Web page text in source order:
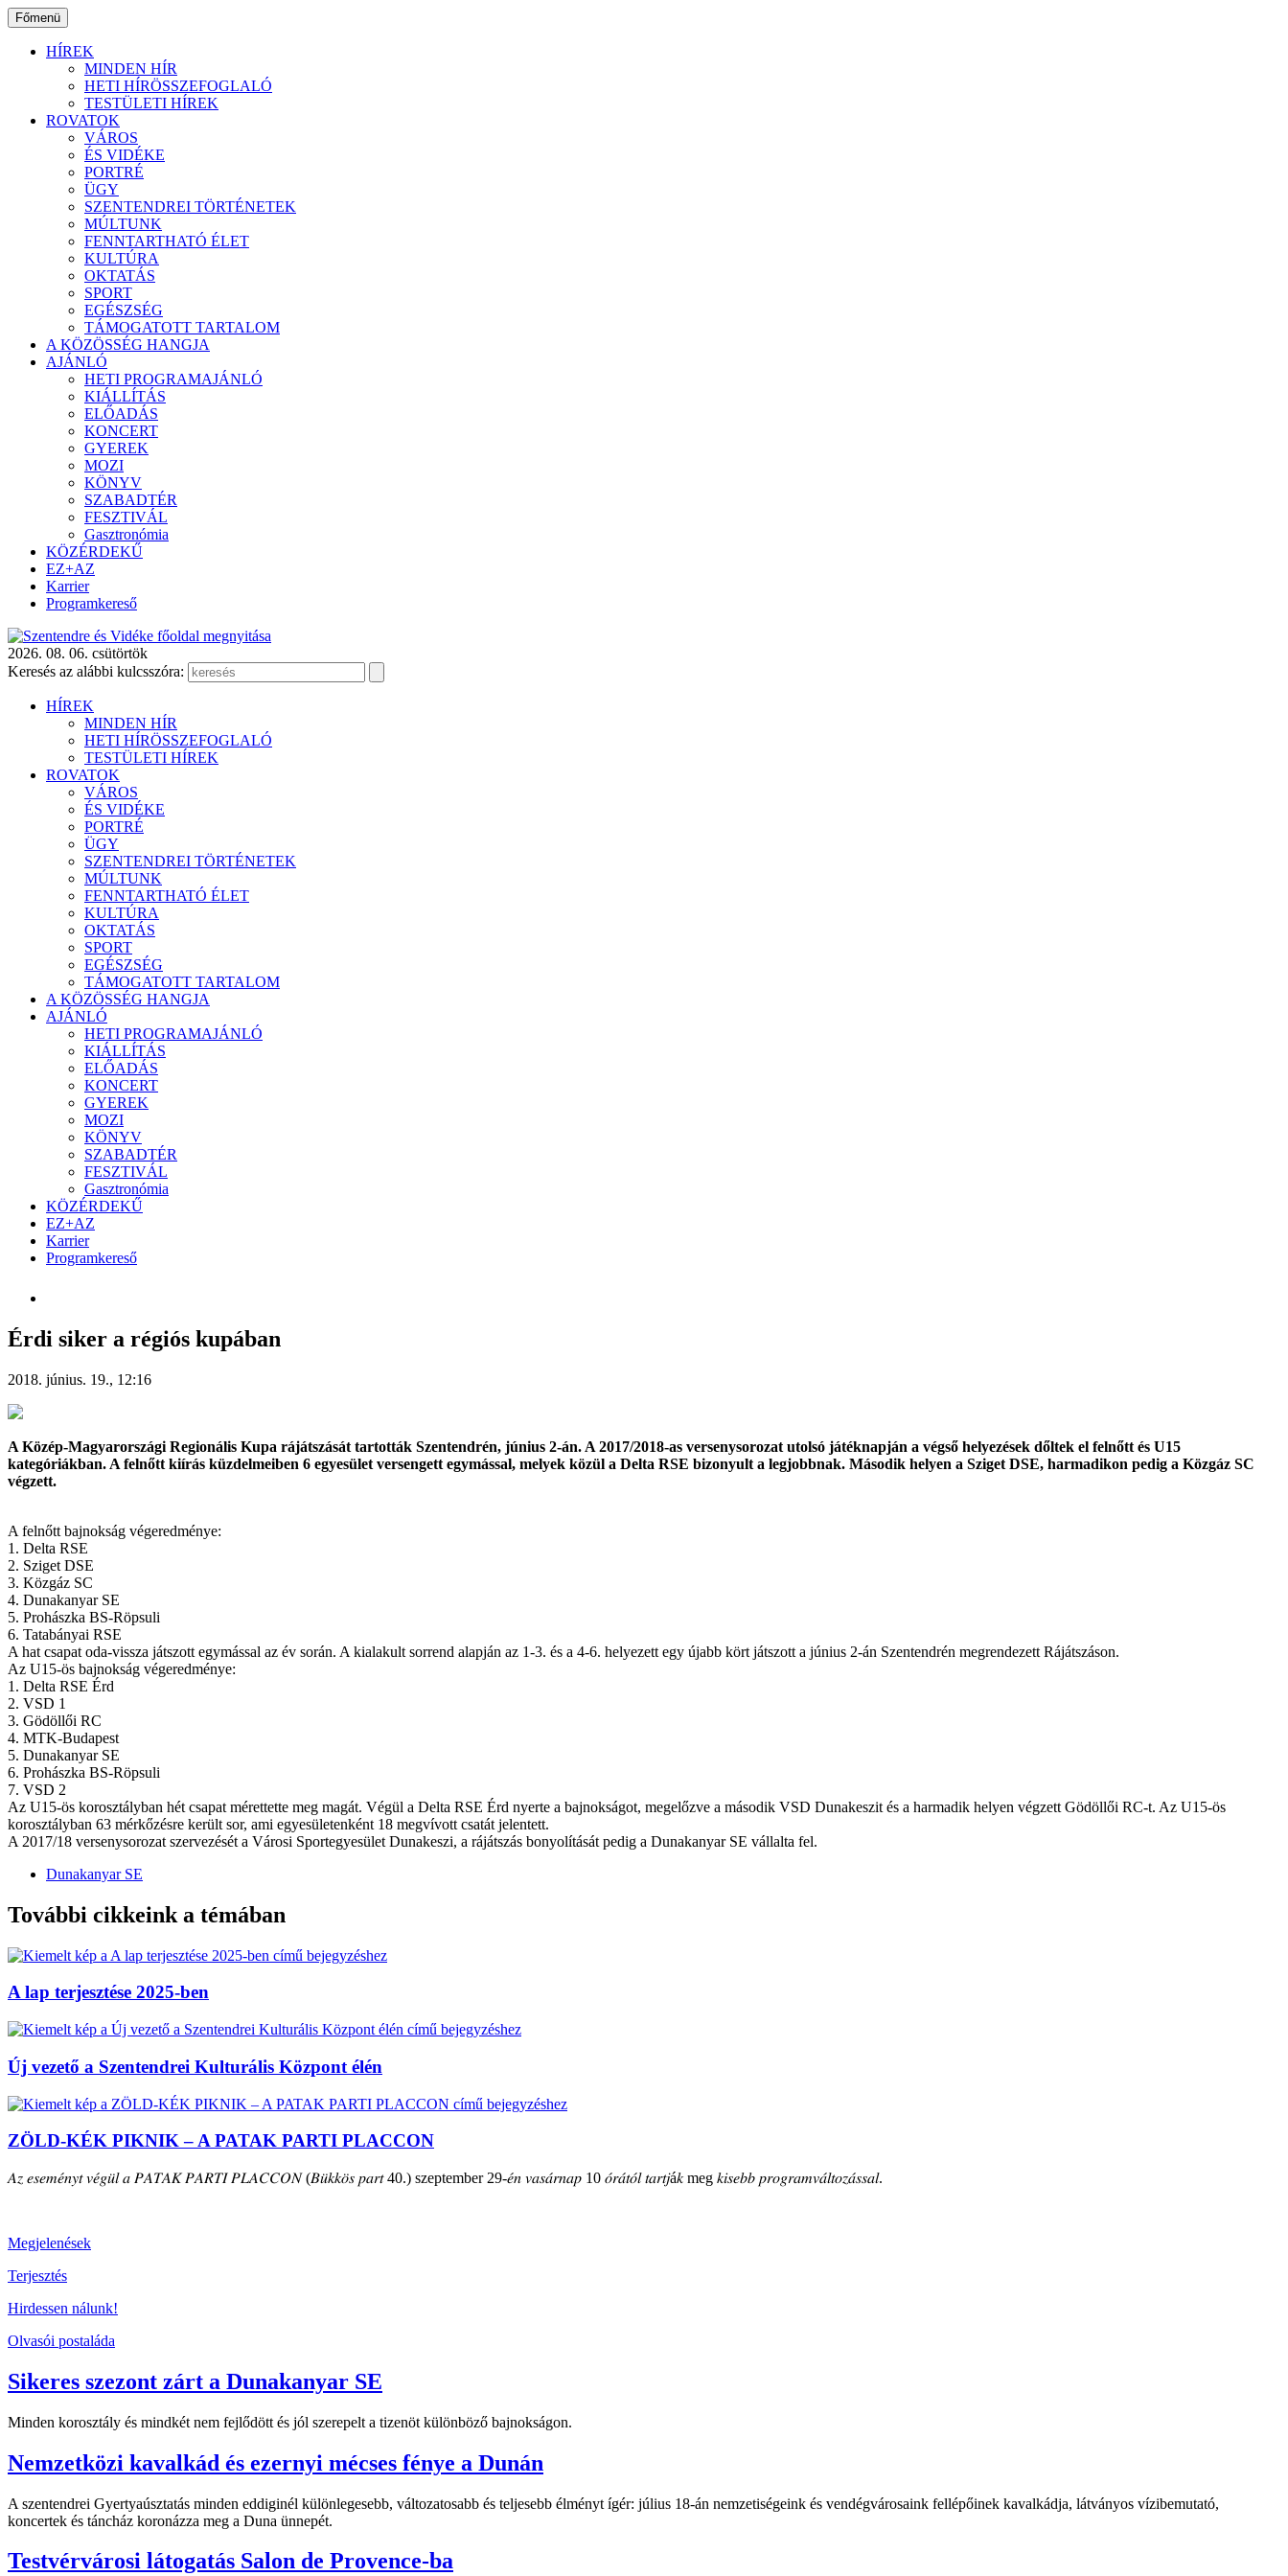
Ugrás
a
tartalomhoz
Főmenü
HÍREK
MINDEN HÍR
HETI HÍRÖSSZEFOGLALÓ
TESTÜLETI HÍREK
ROVATOK
VÁROS
ÉS VIDÉKE
PORTRÉ
ÜGY
SZENTENDREI TÖRTÉNETEK
MÚLTUNK
FENNTARTHATÓ ÉLET
KULTÚRA
OKTATÁS
SPORT
EGÉSZSÉG
TÁMOGATOTT TARTALOM
A KÖZÖSSÉG HANGJA
AJÁNLÓ
HETI PROGRAMAJÁNLÓ
KIÁLLÍTÁS
ELŐADÁS
KONCERT
GYEREK
MOZI
KÖNYV
SZABADTÉR
FESZTIVÁL
Gasztronómia
KÖZÉRDEKŰ
EZ+AZ
Karrier
Programkereső
2026. 08. 06. csütörtök
Keresés az alábbi kulcsszóra:
HÍREK
MINDEN HÍR
HETI HÍRÖSSZEFOGLALÓ
TESTÜLETI HÍREK
ROVATOK
VÁROS
ÉS VIDÉKE
PORTRÉ
ÜGY
SZENTENDREI TÖRTÉNETEK
MÚLTUNK
FENNTARTHATÓ ÉLET
KULTÚRA
OKTATÁS
SPORT
EGÉSZSÉG
TÁMOGATOTT TARTALOM
A KÖZÖSSÉG HANGJA
AJÁNLÓ
HETI PROGRAMAJÁNLÓ
KIÁLLÍTÁS
ELŐADÁS
KONCERT
GYEREK
MOZI
KÖNYV
SZABADTÉR
FESZTIVÁL
Gasztronómia
KÖZÉRDEKŰ
EZ+AZ
Karrier
Programkereső
Érdi siker a régiós kupában
2018. június. 19., 12:16
A Közép-Magyarországi Regionális Kupa rájátszását tartották Szentendrén, június 2-án. A 2017/2018-as versenysorozat utolsó játéknapján a végső helyezések dőltek el felnőtt és U15
kategóriákban. A felnőtt kiírás küzdelmeiben 6 egyesület versengett egymással, melyek közül a Delta RSE bizonyult a legjobbnak. Második helyen a Sziget DSE, harmadikon pedig a Közgáz SC
végzett.
A felnőtt bajnokság végeredménye:
1. Delta RSE
2. Sziget DSE
3. Közgáz SC
4. Dunakanyar SE
5. Prohászka BS-Röpsuli
6. Tatabányai RSE
A hat csapat oda-vissza játszott egymással az év során. A kialakult sorrend alapján az 1-3. és a 4-6. helyezett egy újabb kört játszott a június 2-án Szentendrén megrendezett Rájátszáson.
Az U15-ös bajnokság végeredménye:
1. Delta RSE Érd
2. VSD 1
3. Gödöllői RC
4. MTK-Budapest
5. Dunakanyar SE
6. Prohászka BS-Röpsuli
7. VSD 2
Az U15-ös korosztályban hét csapat mérettette meg magát. Végül a Delta RSE Érd nyerte a bajnokságot, megelőzve a második VSD Dunakeszit és a harmadik helyen végzett Gödöllői RC-t. Az U15-ös
korosztályban 63 mérkőzésre került sor, ami egyesületenként 18 megvívott csatát jelentett.
A 2017/18 versenysorozat szervezését a Városi Sportegyesület Dunakeszi, a rájátszás bonyolítását pedig a Dunakanyar SE vállalta fel.
Dunakanyar SE
További cikkeink a témában
A lap terjesztése 2025-ben
Új vezető a Szentendrei Kulturális Központ élén
ZÖLD-KÉK PIKNIK – A PATAK PARTI PLACCON
𝐴𝑧 𝑒𝑠𝑒𝑚𝑒́𝑛𝑦𝑡 𝑣𝑒́𝑔𝑢̈𝑙 𝑎 𝑃𝐴𝑇𝐴𝐾 𝑃𝐴𝑅𝑇𝐼 𝑃𝐿𝐴𝐶𝐶𝑂𝑁 (𝐵𝑢̈𝑘𝑘𝑜̈𝑠 𝑝𝑎𝑟𝑡 40.) szeptember 29-𝑒́𝑛 𝑣𝑎𝑠𝑎́𝑟𝑛𝑎𝑝 10 𝑜́𝑟𝑎́𝑡𝑜́𝑙 𝑡𝑎𝑟𝑡𝑗á𝑘 meg 𝑘𝑖𝑠𝑒𝑏𝑏 𝑝𝑟𝑜𝑔𝑟𝑎𝑚𝑣𝑎́𝑙𝑡𝑜𝑧𝑎́𝑠𝑠𝑎𝑙.
Megjelenések
Terjesztés
Hirdessen nálunk!
Olvasói postaláda
Sikeres szezont zárt a Dunakanyar SE
Minden korosztály és mindkét nem fejlődött és jól szerepelt a tizenöt különböző bajnokságon.
Nemzetközi kavalkád és ezernyi mécses fénye a Dunán
A szentendrei Gyertyaúsztatás minden eddiginél különlegesebb, változatosabb és teljesebb élményt ígér: július 18-án nemzetiségeink és vendégvárosaink fellépőinek kavalkádja, látványos vízibemutató,
koncertek és táncház koronázza meg a Duna ünnepét.
Testvérvárosi látogatás Salon de Provence-ba